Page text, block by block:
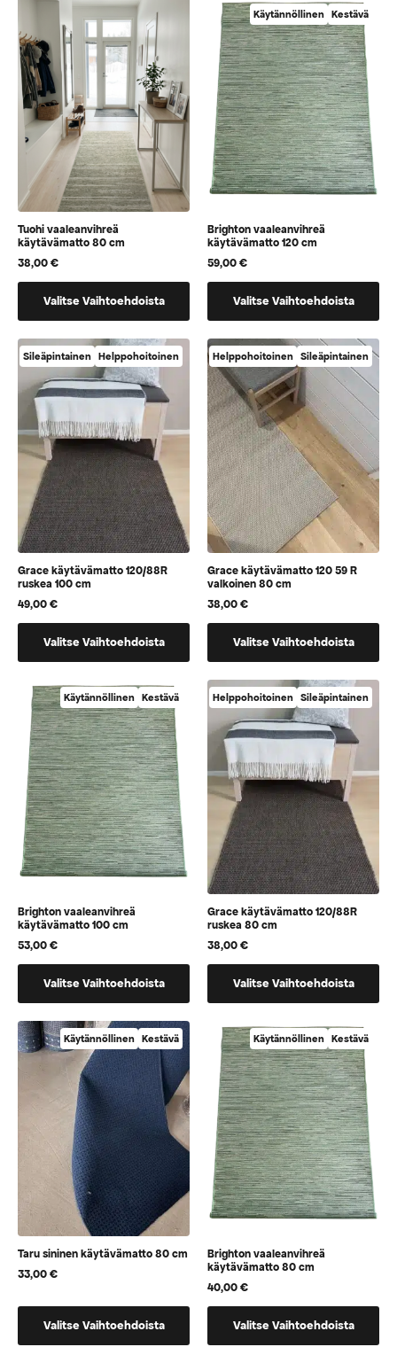
vaihtoehtoja,
jotka
voidaan
valita
tuotteen
sivulla
vaihtoehtoja,
jotka
voidaan
valita
tuotteen
sivulla
Tuohi vaaleanvihreä
käytävämatto 80 cm
38,00€
Valitse Vaihtoehdoista
tuotteella
vaihtoehtoja,
jotka
voidaan
valita
tuotteen
sivulla
Käytännöllinen Kestävä
Brighton vaaleanvihreä
käytävämatto 120 cm
59,00€
Valitse Vaihtoehdoista
tuotteella
vaihtoehtoja,
jotka
voidaan
valita
tuotteen
sivulla
Sileäpintainen Helppohoitoinen
Grace käytävämatto 120/88R
ruskea 100 cm
49,00€
Valitse Vaihtoehdoista
tuotteella
vaihtoehtoja,
jotka
voidaan
valita
tuotteen
sivulla
Helppohoitoinen Sileäpintainen
Grace käytävämatto 120 59 R
valkoinen 80 cm
38,00€
Valitse Vaihtoehdoista
tuotteella
vaihtoehtoja,
jotka
voidaan
valita
tuotteen
sivulla
Käytännöllinen Kestävä
Brighton vaaleanvihreä
käytävämatto 100 cm
53,00€
Valitse Vaihtoehdoista
vaihtoehtoja,
jotka
sivulla
Helppohoitoinen Sileäpintainen
Grace käytävämatto 120/88R
ruskea 80 cm
38,00€
Valitse Vaihtoehdoista
vaihtoehtoja,
jotka
voidaan
valita
tuotteen
sivulla
Käytännöllinen Kestävä
Taru sininen käytävämatto 80 cm
33,00€
Valitse Vaihtoehdoista
tuotteella
Käytännöllinen Kestävä
Brighton vaaleanvihreä
käytävämatto 80 cm
40,00€
Valitse Vaihtoehdoista
tuotteella